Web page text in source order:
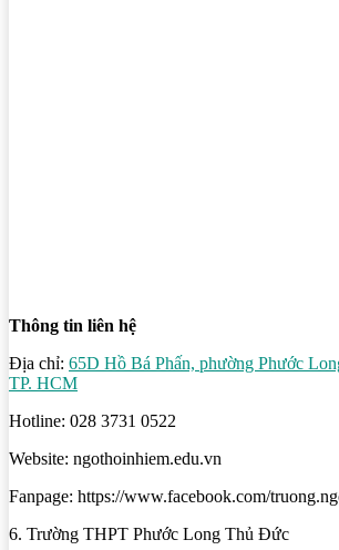
Thông tin liên hệ
Địa chỉ: 65D Hồ Bá Phấn, phường Phước
TP. HCM
Hotline: 028 3731 0522
Website: ngothoinhiem.edu.vn
Fanpage: https://www.facebook.com/
6. Trường THPT Phước Long Thủ Đức